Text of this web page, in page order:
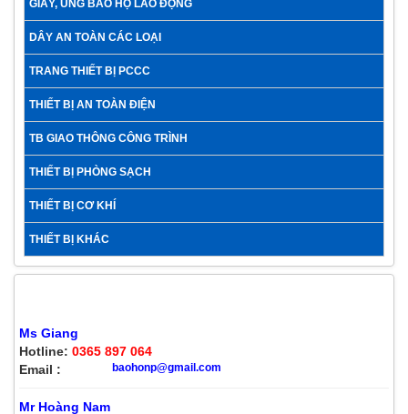
GIÀY, ỦNG BẢO HỘ LAO ĐỘNG
DÂY AN TOÀN CÁC LOẠI
TRANG THIẾT BỊ PCCC
THIẾT BỊ AN TOÀN ĐIỆN
TB GIAO THÔNG CÔNG TRÌNH
THIẾT BỊ PHÒNG SẠCH
THIẾT BỊ CƠ KHÍ
THIẾT BỊ KHÁC
Ms Giang
Hotline: 0365 897 064
Email :
baohonp@gmail.com
Mr Hoàng Nam